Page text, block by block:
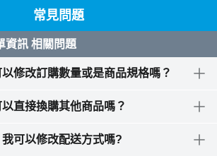
常見問題
資訊 相關問題
修改訂購數量或是商品規格嗎？
直接換購其他商品嗎？
可以修改配送方式嗎?